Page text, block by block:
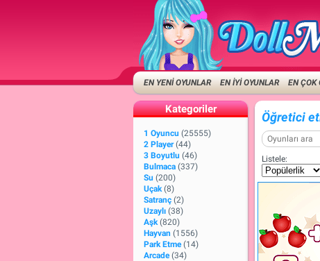
EN YENİ OYUNLAR EN İYİ OYUNLAR EN ÇOK
Kategoriler
1 Oyuncu (25555)
2 Player (44)
3 Boyutlu (46)
Bulmaca (337)
Su (200)
Uçak (8)
Satranç (2)
Uzaylı (38)
Aşk (820)
Hayvan (1556)
Park Etme (14)
Arcade (34)
Öğretici
Listele: